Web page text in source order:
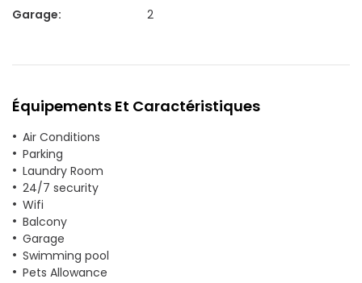
Garage: 2
Équipements Et Caractéristiques
Air Conditions
Parking
Laundry Room
24/7 security
Wifi
Balcony
Garage
Swimming pool
Pets Allowance